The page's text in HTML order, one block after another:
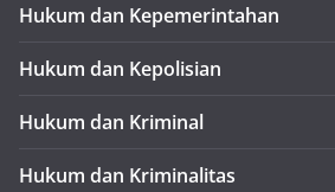
Hukum dan Kepemerintahan
Hukum dan Kepolisian
Hukum dan Kriminal
Hukum dan Kriminalitas